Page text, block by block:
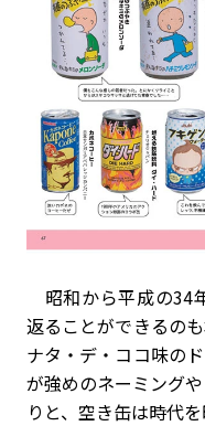
昭和から平成の34
返ることができるの
ナタ・デ・ココ味の
が強めのネーミング
りと、空き缶は時代